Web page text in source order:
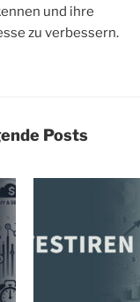
und ihre
zu verbessern.
Posts